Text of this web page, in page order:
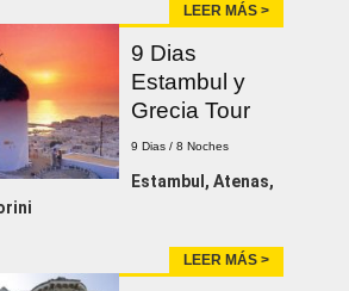
LEER MÁS >
9 Dias
Estambul y
Grecia Tour
9 Dias / 8 Noches
Estambul, Atenas,
LEER MÁS >